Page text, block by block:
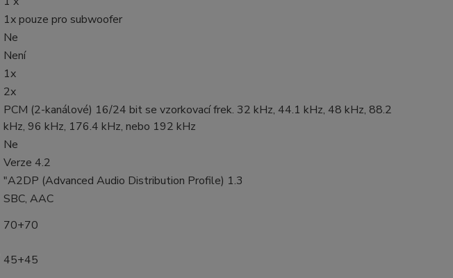
1x pouze pro subwoofer
Ne
Není
1x
2x
PCM (2-kanálové) 16/24 bit se vzorkovací frek. 32 kHz, 44.1 kHz, 48 kHz, 88.2
kHz, 96 kHz, 176.4 kHz, nebo 192 kHz
Ne
Verze 4.2
"A2DP (Advanced Audio Distribution Profile) 1.3
SBC, AAC
70+70
45+45